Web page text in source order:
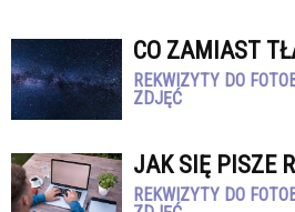
CO ZAMIAST
REKWIZYTY DO
ZDJĘĆ
JAK SIĘ PISZE
REKWIZYTY DO